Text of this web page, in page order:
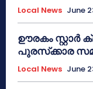
Local News June
ഊരകം സ്റ്റാർ
പുരസ്‌ക്കാര
Local News June